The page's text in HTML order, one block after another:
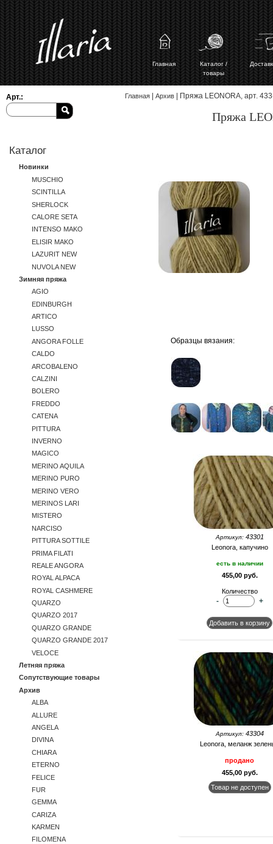
Главная
Каталог /
товары
Арт.:
Каталог
Новинки
MUSCHIO
SCINTILLA
SHERLOCK
CALORE SETA
INTENSO MAKO
ELISIR MAKO
LAZURIT NEW
NUVOLA NEW
Зимняя пряжа
AGIO
EDINBURGH
ARTICO
LUSSO
ANGORA FOLLE
CALDO
ARCOBALENO
CALZINI
BOLERO
FREDDO
CATENA
PITTURA
INVERNO
MAGICO
MERINO AQUILA
MERINO PURO
MERINO VERO
MERINOS LARI
MISTERO
NARCISO
PITTURA SOTTILE
PRIMA FILATI
REALE ANGORA
ROYAL ALPACA
ROYAL CASHMERE
QUARZO
QUARZO 2017
QUARZO GRANDE
QUARZO GRANDE 2017
VELOCE
Летняя пряжа
Сопутствующие товары
Архив
ALBA
ALLURE
ANGELA
DIVINA
CHIARA
ETERNO
FELICE
FUR
GEMMA
CARIZA
KARMEN
FILOMENA
Вы здесь
Главная Архив | Пряжа LEONORA, арт.
Пряжа
Образцы вязания:
Артикул: 43301
Leonora, капучино
есть в наличии
455,00 руб.
Количество
- +
Артикул: 43304
Leonora, меланж
продано
455,00 руб.